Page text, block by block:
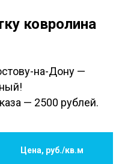
ковролина
на-Дону —
— 2500 рублей.
Цена, руб./кв.м